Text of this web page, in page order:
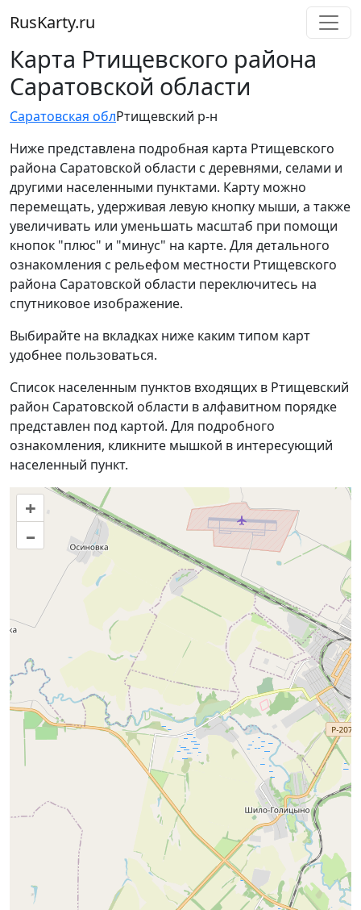
RusKarty.ru
Карта Ртищевского района
Саратовской области
Саратовская облРтищевский р-н
Ниже представлена подробная карта Ртищевского
района Саратовской области с деревнями, селами и
другими населенными пунктами. Карту можно
перемещать, удерживая левую кнопку мыши, а также
увеличивать или уменьшать масштаб при помощи
кнопок "плюс" и "минус" на карте. Для детального
ознакомления с рельефом местности Ртищевского
района Саратовской области переключитесь на
спутниковое изображение.
Выбирайте на вкладках ниже каким типом карт
удобнее пользоваться.
Список населенным пунктов входящих в Ртищевский
район Саратовской области в алфавитном порядке
представлен под картой. Для подробного
ознакомления, кликните мышкой в интересующий
населенный пункт.
+
–